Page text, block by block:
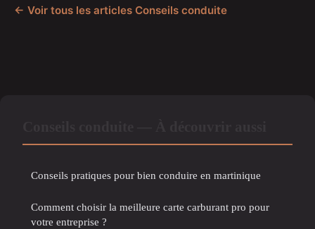
← Voir tous les articles Conseils conduite
Conseils pratiques pour bien conduire en martinique
Comment choisir la meilleure carte carburant pro pour
votre entreprise ?